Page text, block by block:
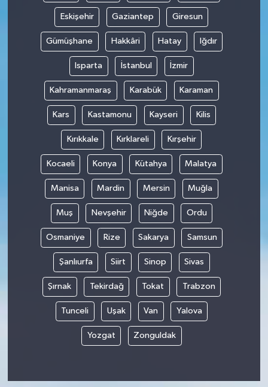
Eskişehir Gaziantep Giresun
Gümüşhane Hakkâri Hatay Iğdır
Isparta İstanbul İzmir
Kahramanmaraş Karabük Karaman
Kars Kastamonu Kayseri Kilis
Kırıkkale Kırklareli Kırşehir
Kocaeli Konya Kütahya Malatya
Manisa Mardin Mersin Muğla
Muş Nevşehir Niğde Ordu
Osmaniye Rize Sakarya Samsun
Şanlıurfa Siirt Sinop Sivas
Şırnak Tekirdağ Tokat Trabzon
Tunceli Uşak Van Yalova
Yozgat Zonguldak